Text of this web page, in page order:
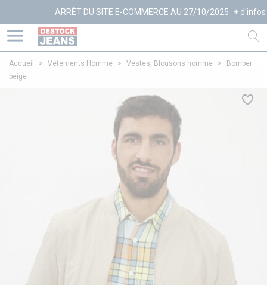
ARRÊT DU SITE E-COMMERCE AU 27/10/2025 + d'infos
Accueil > Vêtements Homme > Vestes, Blousons homme >
Bomber
beige